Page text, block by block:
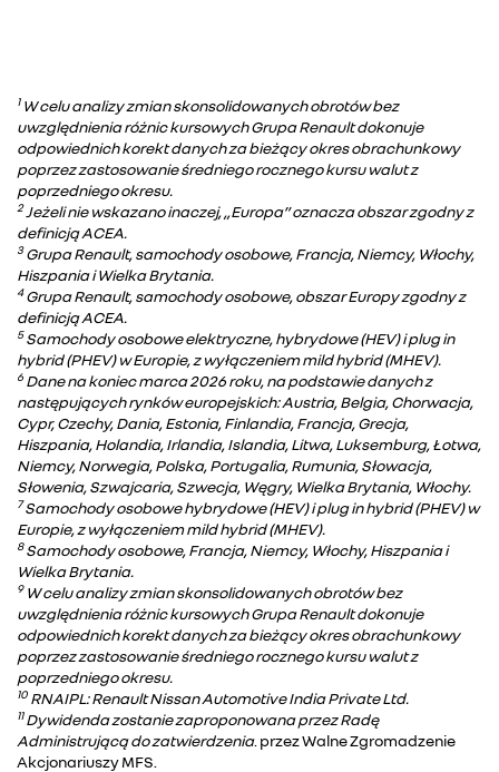
1 W celu analizy zmian skonsolidowanych obrotów bez
uwzględnienia różnic kursowych Grupa Renault dokonuje
odpowiednich korekt danych za bieżący okres obrachunkowy
poprzez zastosowanie średniego rocznego kursu walut z
poprzedniego okresu.
2Jeżeli nie wskazano inaczej, „Europa” oznacza obszar zgodny z
definicją ACEA.
3Grupa Renault, samochody osobowe, Francja, Niemcy, Włochy,
Hiszpania i Wielka Brytania.
4Grupa Renault, samochody osobowe, obszar Europy zgodny z
definicją ACEA.
5Samochody osobowe elektryczne, hybrydowe (HEV) i plug in
hybrid (PHEV) w Europie, z wyłączeniem mild hybrid (MHEV).
6 Dane na koniec marca 2026 roku, na podstawie danych z
następujących rynków europejskich: Austria, Belgia, Chorwacja,
Cypr, Czechy, Dania, Estonia, Finlandia, Francja, Grecja,
Hiszpania, Holandia, Irlandia, Islandia, Litwa, Luksemburg, Łotwa,
Niemcy, Norwegia, Polska, Portugalia, Rumunia, Słowacja,
Słowenia, Szwajcaria, Szwecja, Węgry, Wielka Brytania, Włochy.
7Samochody osobowe hybrydowe (HEV) i plug in hybrid (PHEV) w
Europie, z wyłączeniem mild hybrid (MHEV).
8Samochody osobowe, Francja, Niemcy, Włochy, Hiszpania i
Wielka Brytania.
9 W celu analizy zmian skonsolidowanych obrotów bez
uwzględnienia różnic kursowych Grupa Renault dokonuje
odpowiednich korekt danych za bieżący okres obrachunkowy
poprzez zastosowanie średniego rocznego kursu walut z
poprzedniego okresu.
10 RNAIPL: Renault Nissan Automotive India Private Ltd.
11Dywidenda zostanie zaproponowana przez Radę
Administrującą do zatwierdzenia. przez Walne Zgromadzenie
Akcjonariuszy MFS.